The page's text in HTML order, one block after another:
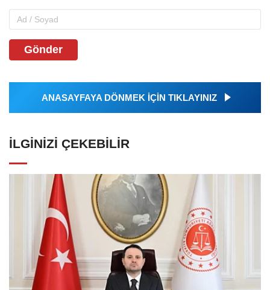
Gönder
ANASAYFAYA DÖNMEK İÇİN TIKLAYINIZ
İLGINIZI ÇEKEBILIR